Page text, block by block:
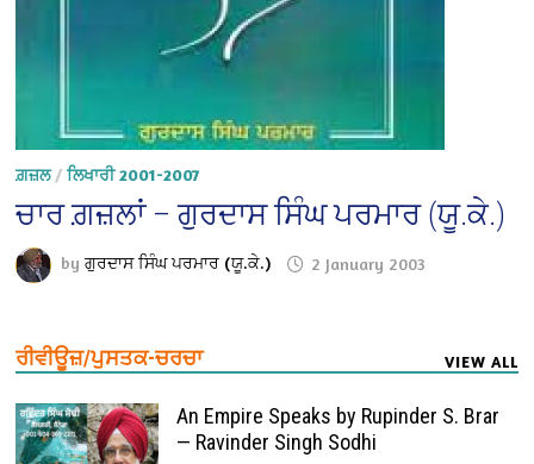
ਗ਼ਜ਼ਲ/ਲਿਖਾਰੀ 2001-2007
ਚਾਰ ਗ਼ਜ਼ਲਾਂ – ਗੁਰਦਾਸ ਸਿੰਘ ਪਰਮਾਰ (ਯੂ.ਕੇ.)
byਗੁਰਦਾਸ ਸਿੰਘ ਪਰਮਾਰ (ਯੂ.ਕੇ.) 2 January 2003
ਰੀਵੀਊਜ਼/ਪੁਸਤਕ-ਚਰਚਾ VIEW ALL
An Empire Speaks by Rupinder S. Brar
— Ravinder Singh Sodhi